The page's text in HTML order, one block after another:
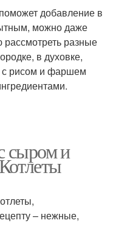
добавление в
можно даже
рассмотреть разные
в духовке,
с рисом и фаршем
сыром и
– нежные,